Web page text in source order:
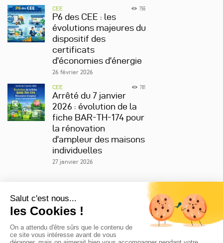
CEE 755
P6 des CEE : les
évolutions majeures du
dispositif des
certificats
d’économies d’énergie
26 février 2026
CEE 781
Arrêté du 7 janvier
2026 : évolution de la
fiche BAR-TH-174 pour
la rénovation
d’ampleur des maisons
individuelles
27 janvier 2026
422 rue Saint-Honoré 75008 Paris
01 42 36 70 08